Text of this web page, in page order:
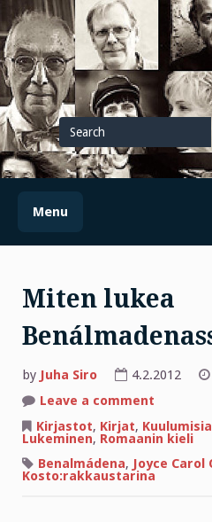
Skip
to
content
Search
for
Menu
Miten lukea
by Juha Siro 4.2.2012
Leave a comment
lukea
Kirjastot, Kirjat,
Lukeminen, Romaanin kieli
Benalmádena, Joyce Carol
Kosto:rakkaustarina